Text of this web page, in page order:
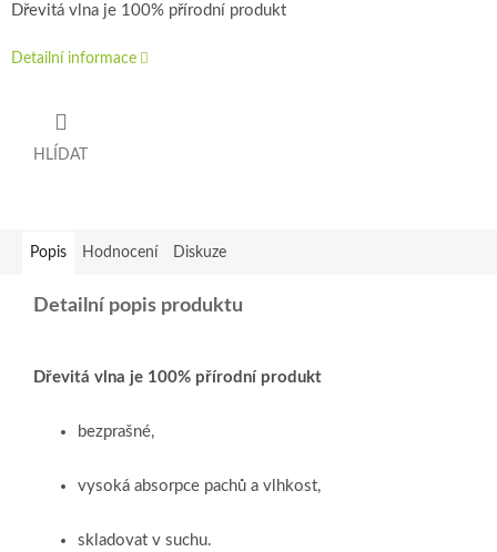
Dřevitá vlna je 100% přírodní produkt
Detailní informace
HLÍDAT
Popis Hodnocení Diskuze
Detailní popis produktu
Dřevitá vlna je 100% přírodní produkt
bezprašné,
vysoká absorpce pachů a vlhkost,
skladovat v suchu.